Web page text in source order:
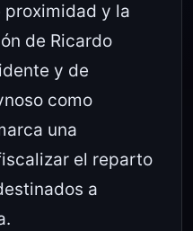
proximidad y la
de Ricardo
y de
como
una
el reparto
a